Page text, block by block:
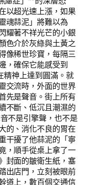
以超光速上漲，如果
魂蒜泥」將難以為
耀著不祥光芒的小銀
色介於灰綠與土黃之
像稀世珍寶，每隔三
，確保它能感受到
精神上達到圓滿。就
交流時，外面的世界
先是聲音。街上所有
不斷、低沉且潮濕的
不是引擎聲，也不是
的、消化不良的胃在
干擾了他蒜泥的「寧
，順手從桌上拿了一
封面的皺衛生紙，塞
出店門，立刻被眼前
道上，數百個交通信